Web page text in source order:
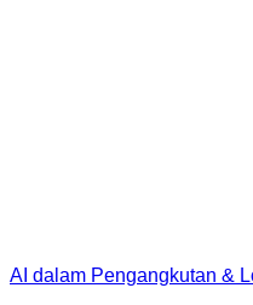
AI dalam Pengangkutan &